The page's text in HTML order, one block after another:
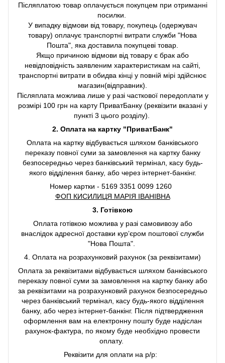
Післяплатою товар оплачується покупцем при отриманні
посилки.
У випадку відмови від товару, покупець (одержувач
товару) оплачує транспортні витрати служби "Нова
Пошта", яка доставила покупцеві товар.
Якщо причиною відмови від товару є брак або
невідповідність заявленим характеристикам на сайті,
транспортні витрати в обидва кінці у повній мірі здійснює
магазин(відправник).
Післяплата можлива лише у разі часткової передоплати у
розмірі 100 грн на карту ПриватБанку (реквізити вказані у
пункті 3 цього розділу).
2. Оплата на картку "ПриватБанк"
Оплата на картку відбувається шляхом банківського
переказу повної суми за замовлення на картку банку
безпосередньо через банківський термінал, касу будь-
якого відділення банку, або через інтернет-банкінг.
Номер картки - 5169 3351 0099 1260
ФОП КИСИЛИЦЯ МАРІЯ ІВАНІВНА
3. Готівкою
Оплата готівкою можлива у разі самовивозу або
внаслідок адресної доставки курʼєром поштової служби
"Нова Пошта".
4. Оплата на розрахунковий рахунок (за реквізитами)
Оплата за реквізитами відбувається шляхом банківського
переказу повної суми за замовлення на картку банку або
за реквізитами на розрахунковий рахунок безпосередньо
через банківський термінал, касу будь-якого відділення
банку, або через інтернет-банкінг. Після підтвердження
оформлення вам на електронну пошту буде надіслан
рахунок-фактура, по якому буде необхідно провести
оплату.
Реквізити для оплати на р/р: